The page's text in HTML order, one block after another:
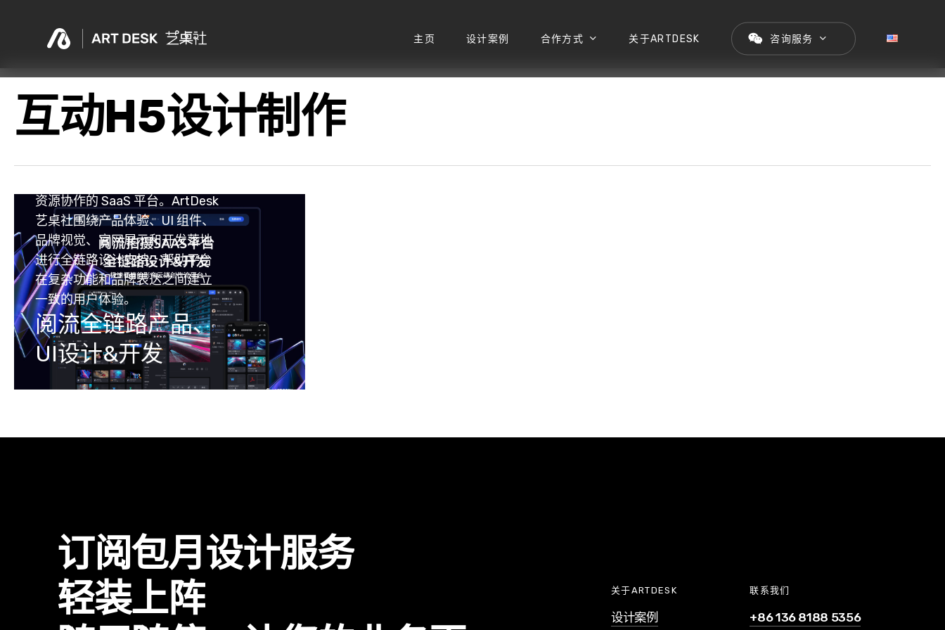
content
主页 设计案例 合作方式 关于ARTDESK 咨询服务
互动H5设计制作
资源协作的 SaaS 平台。ArtDesk
艺桌社围绕产品体验、UI 组件、
品牌视觉、官网展示和开发落地
进行全链路设计支持，帮助平台
在复杂功能和品牌表达之间建立
一致的用户体验。
阅流全链路产品、
UI设计&开发
订阅包月设计服务
轻装上阵
关于ARTDESK
设计案例
联系我们
+86 136 8188 5356